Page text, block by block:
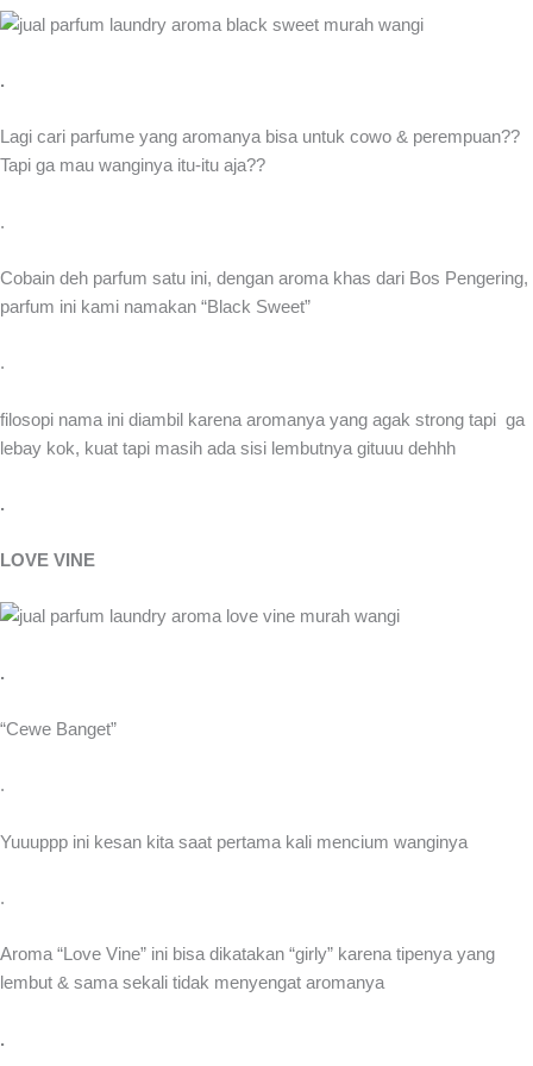
.
Lagi cari parfume yang aromanya bisa untuk cowo & perempuan??
Tapi ga mau wanginya itu-itu aja??
.
Cobain deh parfum satu ini, dengan aroma khas dari Bos Pengering,
parfum ini kami namakan “Black Sweet”
.
filosopi nama ini diambil karena aromanya yang agak strong tapi ga
lebay kok, kuat tapi masih ada sisi lembutnya gituuu dehhh
.
LOVE VINE
.
“Cewe Banget”
.
Yuuuppp ini kesan kita saat pertama kali mencium wanginya
.
Aroma “Love Vine” ini bisa dikatakan “girly” karena tipenya yang
lembut & sama sekali tidak menyengat aromanya
.